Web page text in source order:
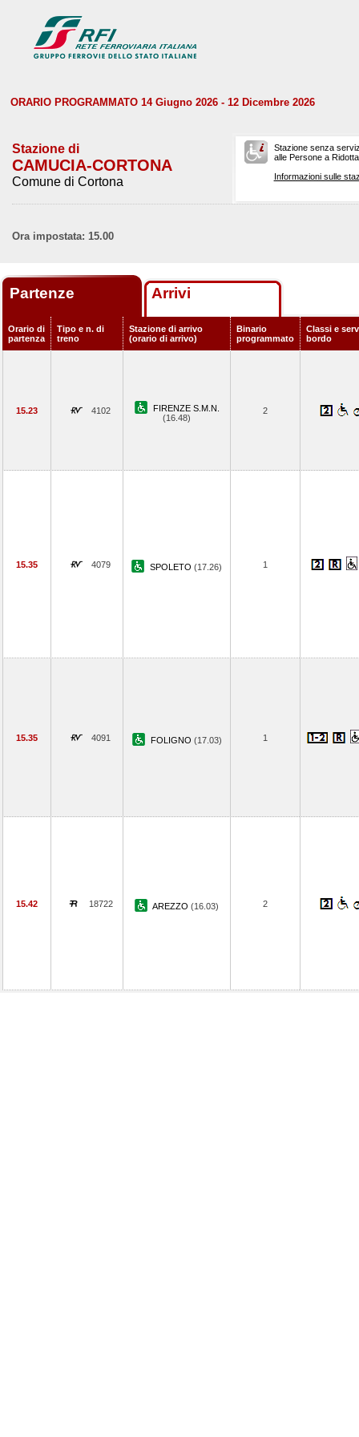
ORARIO PROGRAMMATO 14 Giugno 2026 - 12 Dicembre 2026
Stazione di
CAMUCIA-CORTONA
Comune di Cortona
Stazione senza
alle Persone a
Informazioni sulle
Ora impostata: 15.00
Partenze Arrivi
Orario di
partenza
Tipo e n. di
treno
Stazione di arrivo
(orario di arrivo)
Binario
programmato
Classi e
bordo
15.23 4102
FIRENZE S.M.N.
(16.48)
2
15.35 4079 SPOLETO (17.26) 1
15.35 4091 FOLIGNO (17.03) 1
15.42 18722 AREZZO (16.03) 2